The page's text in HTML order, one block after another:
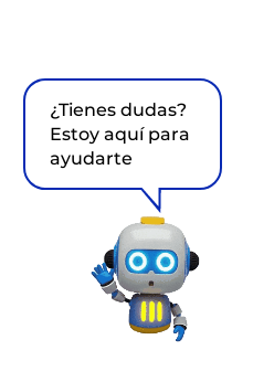
¿Tienes dudas?
Estoy aquí para
ayudarte